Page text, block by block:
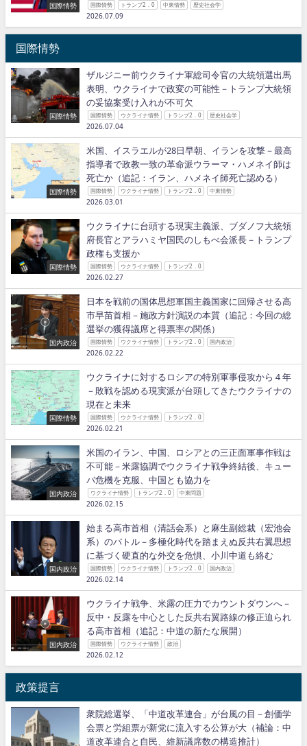
国際情勢 国際情勢 トランプ2．0 中東情勢 歴史社会学
2026.07.09
国際情勢
国際情勢
ザルジニー前ウクライナ軍総司令官の大統領選出馬
表明、ウクライナで政変の可能性－トランプ大統領
の妥協案受け入れが不可欠
国際情勢 ウクライナ情勢 トランプ2．0 歴史社会学
2026.07.04
国際情勢
米国、イスラエルが28日早朝、イランを攻撃－最高
指導者で政教一致の革命派ウラーマ・ハメネイ師は
死亡か（追記：イラン、ハメネイ師死亡認める）
国際情勢 ウクライナ情勢 トランプ2．0 中東情勢
2026.03.01
国際情勢
ウクライナに台頭する現実主義派、ブダノフ大統領
府長官とアラハミヤ国民のしもべ会派長－トランプ
政権も支援か
国際情勢 ウクライナ情勢 トランプ2．0
2026.02.27
国内政治
日本を戦前の国体思想軍国主義国家に回帰させる高
市早苗首相－施政方針演説の本質（追記：今回の総
選挙の獲得議席と得票率の関係）
国際情勢 ウクライナ情勢 トランプ2．0 国内政治
2026.02.22
国際情勢
ウクライナに対するロシアの特別軍事侵攻から４年
－敗戦を認める現実派が台頭してきたウクライナの
現在と未来
国際情勢 ウクライナ情勢 トランプ2．0
2026.02.21
国内政治
米国のイラン、中国、ロシアとの三正面軍事作戦は
不可能－米露協調でウクライナ戦争終結後、キュー
バ危機を克服、中国とも協力を
ウクライナ情勢 トランプ2．0 中東問題
2026.02.15
国内政治
始まる高市首相（清話会系）と麻生副総裁（宏池会
系）のバトル－多極化時代を踏まえぬ反共右翼思想
に基づく硬直的な外交を危惧、小川中道も絡む
国際情勢 ウクライナ情勢 トランプ2．0 国内政治
2026.02.14
国内政治
ウクライナ戦争、米露の圧力でカウントダウンへ－
反中・反露を中心とした反共右翼路線の修正迫られ
る高市首相（追記：中道の新たな展開）
国際情勢 ウクライナ情勢 政治
2026.02.12
政策提言
衆院総選挙、「中道改革連合」が台風の目－創価学
会票と労組票が新党に流入する公算が大（補論：中
道改革連合と自民、維新議席数の構造推計）